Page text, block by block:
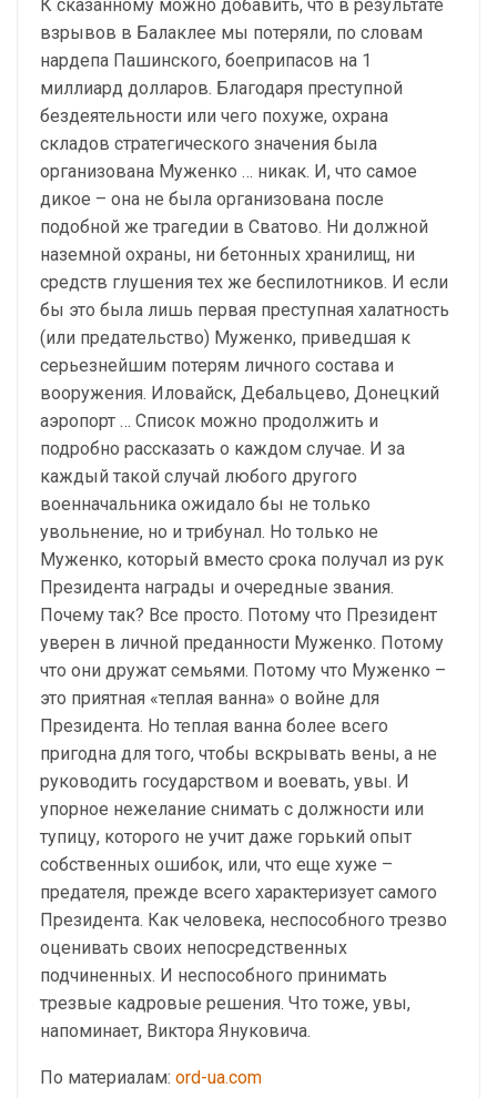
К сказанному можно добавить, что в результате
взрывов в Балаклее мы потеряли, по словам
нардепа Пашинского, боеприпасов на 1
миллиард долларов. Благодаря преступной
бездеятельности или чего похуже, охрана
складов стратегического значения была
организована Муженко … никак. И, что самое
дикое – она не была организована после
подобной же трагедии в Сватово. Ни должной
наземной охраны, ни бетонных хранилищ, ни
средств глушения тех же беспилотников. И если
бы это была лишь первая преступная халатность
(или предательство) Муженко, приведшая к
серьезнейшим потерям личного состава и
вооружения. Иловайск, Дебальцево, Донецкий
аэропорт … Список можно продолжить и
подробно рассказать о каждом случае. И за
каждый такой случай любого другого
военначальника ожидало бы не только
увольнение, но и трибунал. Но только не
Муженко, который вместо срока получал из рук
Президента награды и очередные звания.
Почему так? Все просто. Потому что Президент
уверен в личной преданности Муженко. Потому
что они дружат семьями. Потому что Муженко –
это приятная «теплая ванна» о войне для
Президента. Но теплая ванна более всего
пригодна для того, чтобы вскрывать вены, а не
руководить государством и воевать, увы. И
упорное нежелание снимать с должности или
тупицу, которого не учит даже горький опыт
собственных ошибок, или, что еще хуже –
предателя, прежде всего характеризует самого
Президента. Как человека, неспособного трезво
оценивать своих непосредственных
подчиненных. И неспособного принимать
трезвые кадровые решения. Что тоже, увы,
напоминает, Виктора Януковича.
По материалам: ord-ua.com